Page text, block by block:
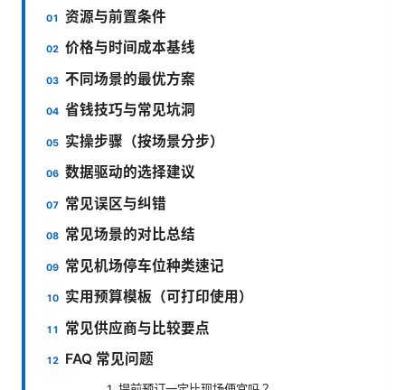
资源与前置条件
价格与时间成本基线
不同场景的最优方案
省钱技巧与常见坑洞
实操步骤（按场景分步）
数据驱动的选择建议
常见误区与纠错
常见场景的对比总结
常见机场停车位种类速记
实用预算模板（可打印使用）
常见供应商与比较要点
FAQ 常见问题